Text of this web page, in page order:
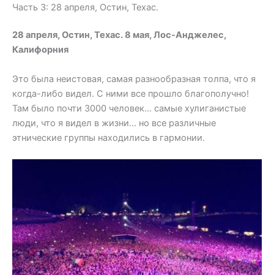
Часть 3: 28 апреля, Остин, Техас.
28 апреля, Остин, Техас. 8 мая, Лос-Анджелес,
Калифорния
Это была неистовая, самая разнообразная толпа, что я
когда-либо видел. С ними все прошло благополучно!
Там было почти 3000 человек… самые хулиганистые
люди, что я видел в жизни… но все различные
этнические группы находились в гармонии.